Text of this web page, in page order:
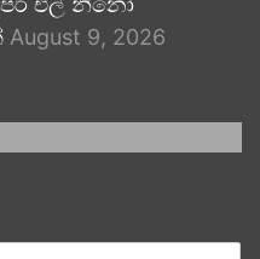
August 9, 2026